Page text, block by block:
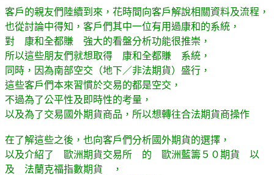
客戶的親友們陸續到來，花時間向客戶解說相關資料及流程，
也從討論中得知，客戶們其中一位有用過康和的系統，
對 康和全都賺 強大的看盤分析功能很推崇，
所以這些朋友們就想取得 康和全都賺 系統，
同時，因為南部空交（地下／非法期貨）盛行，
這些客戶們本來習慣於交易的都是空交，
不過為了公平性及即時性的考量，
以及為了交易國外期貨商品，所以想轉往合法期貨商操作
在了解這些之後，也向客戶們分析國外期貨的選擇，
以及介紹了 歐洲期貨交易所 的 歐洲藍籌５０期貨 以
及 法蘭克福指數期貨 ，